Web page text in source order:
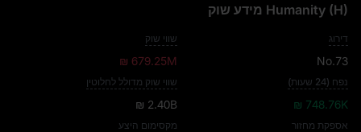
Humanity (H) מידע שוק
דירוג
No.73
שווי שוק
₪ 679.25M
נפח (24 שעות)
₪ 748.76K
שווי שוק מדולל לחלוטין
₪ 2.40B
אספקת מחזור מקסימום היצע